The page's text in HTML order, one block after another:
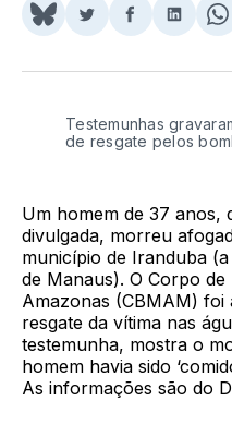
Share
BlueSky
Compartilhar
TwitterFacebook
Testemunhas
de resgate pelos
Um homem de 37 anos,
divulgada, morreu
município de Iranduba
de Manaus). O Corpo
Amazonas (CBMAM)
resgate da vítima nas
testemunha, mostra o
homem havia sido
As informações são do